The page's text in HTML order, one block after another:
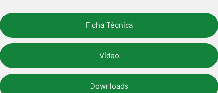
Ficha Técnica
Vídeo
Downloads